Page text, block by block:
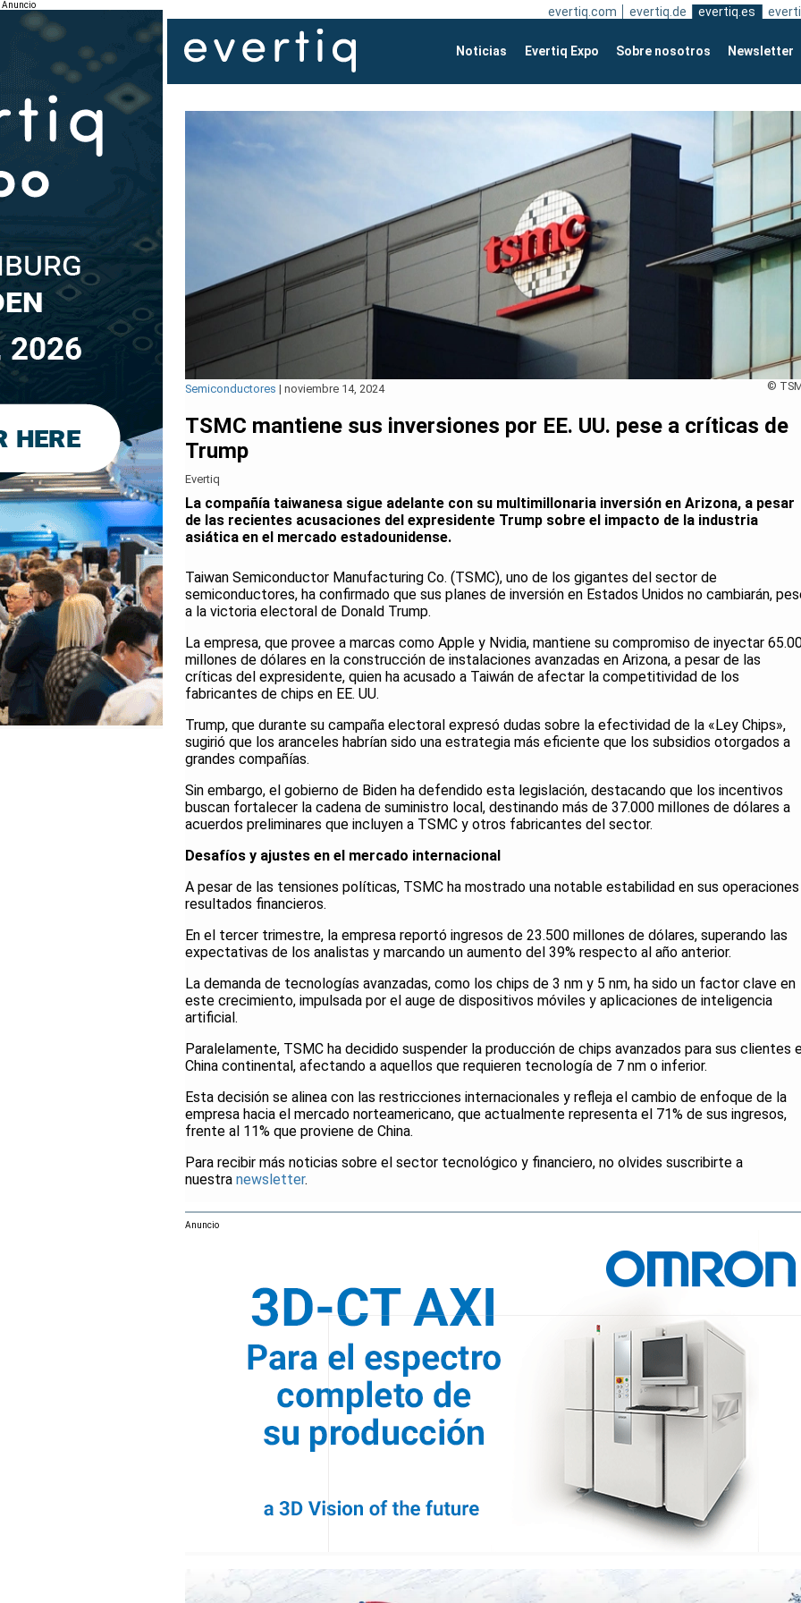
Anuncio evertiq.com evertiq.de evertiq.es
Noticias Evertiq Expo Sobre nosotros Newsletter
©
Semiconductores | noviembre 14, 2024
TSMC mantiene sus inversiones por EE. UU. pese a críticas de
Trump
Evertiq
La compañía taiwanesa sigue adelante con su multimillonaria inversión en Arizona, a pesar
de las recientes acusaciones del expresidente Trump sobre el impacto de la industria
asiática en el mercado estadounidense.
Taiwan Semiconductor Manufacturing Co. (TSMC), uno de los gigantes del sector de
semiconductores, ha confirmado que sus planes de inversión en Estados Unidos no cambiarán,
a la victoria electoral de Donald Trump.
La empresa, que provee a marcas como Apple y Nvidia, mantiene su compromiso de inyectar
millones de dólares en la construcción de instalaciones avanzadas en Arizona, a pesar de las
críticas del expresidente, quien ha acusado a Taiwán de afectar la competitividad de los
fabricantes de chips en EE. UU.
Trump, que durante su campaña electoral expresó dudas sobre la efectividad de la «Ley Chips»,
sugirió que los aranceles habrían sido una estrategia más eficiente que los subsidios otorgados a
grandes compañías.
Sin embargo, el gobierno de Biden ha defendido esta legislación, destacando que los incentivos
buscan fortalecer la cadena de suministro local, destinando más de 37.000 millones de dólares a
acuerdos preliminares que incluyen a TSMC y otros fabricantes del sector.
Desafíos y ajustes en el mercado internacional
A pesar de las tensiones políticas, TSMC ha mostrado una notable estabilidad en sus
resultados financieros.
En el tercer trimestre, la empresa reportó ingresos de 23.500 millones de dólares, superando las
expectativas de los analistas y marcando un aumento del 39% respecto al año anterior.
La demanda de tecnologías avanzadas, como los chips de 3 nm y 5 nm, ha sido un factor clave en
este crecimiento, impulsada por el auge de dispositivos móviles y aplicaciones de inteligencia
artificial.
Paralelamente, TSMC ha decidido suspender la producción de chips avanzados para sus clientes
China continental, afectando a aquellos que requieren tecnología de 7 nm o inferior.
Esta decisión se alinea con las restricciones internacionales y refleja el cambio de enfoque de la
empresa hacia el mercado norteamericano, que actualmente representa el 71% de sus ingresos,
frente al 11% que proviene de China.
Para recibir más noticias sobre el sector tecnológico y financiero, no olvides suscribirte a
nuestra newsletter.
Anuncio